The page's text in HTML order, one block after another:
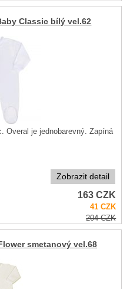
Classic bílý vel.62
Overal je jednobarevný. Zapíná
Zobrazit detail
163CZK
41CZK
204CZK
smetanový vel.68